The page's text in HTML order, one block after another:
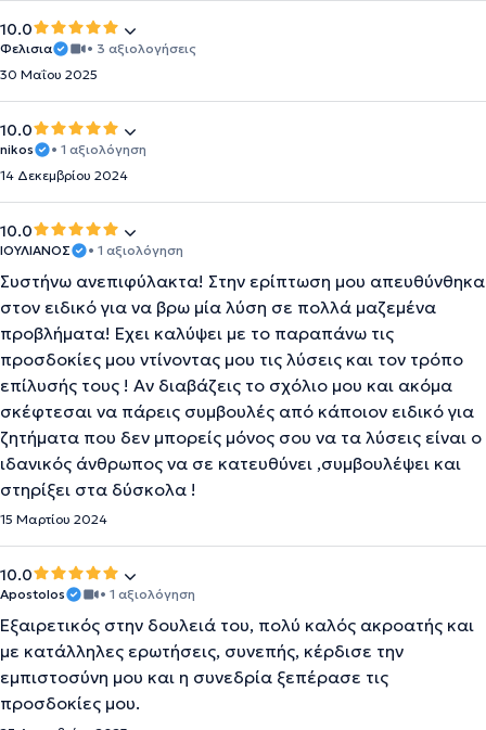
10.0
Φελισια
• 3 αξιολογήσεις
30 Μαΐου 2025
10.0
nikos
• 1 αξιολόγηση
14 Δεκεμβρίου 2024
10.0
ΙΟΥΛΙΑΝΟΣ • 1 αξιολόγηση
Συστήνω ανεπιφύλακτα! Στην ερίπτωση μου απευθύνθηκα
στον ειδικό για να βρω μία λύση σε πολλά μαζεμένα
προβλήματα! Εχει καλύψει με το παραπάνω τις
προσδοκίες μου ντίνοντας μου τις λύσεις και τον τρόπο
επίλυσής τους ! Αν διαβάζεις το σχόλιο μου και ακόμα
σκέφτεσαι να πάρεις συμβουλές από κάποιον ειδικό για
ζητήματα που δεν μπορείς μόνος σου να τα λύσεις είναι ο
ιδανικός άνθρωπος να σε κατευθύνει ,συμβουλέψει και
στηρίξει στα δύσκολα !
15 Μαρτίου 2024
10.0
Apostolos • 1 αξιολόγηση
Εξαιρετικός στην δουλειά του, πολύ καλός ακροατής και
με κατάλληλες ερωτήσεις, συνεπής, κέρδισε την
εμπιστοσύνη μου και η συνεδρία ξεπέρασε τις
προσδοκίες μου.